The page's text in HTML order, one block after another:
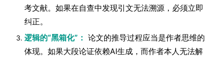
考文献。如果在自查中发现引文无法溯源，必须立即
纠正。
逻辑的“黑箱化”： 论文的推导过程应当是作者思维的
体现。如果大段论证依赖AI生成，而作者本人无法解